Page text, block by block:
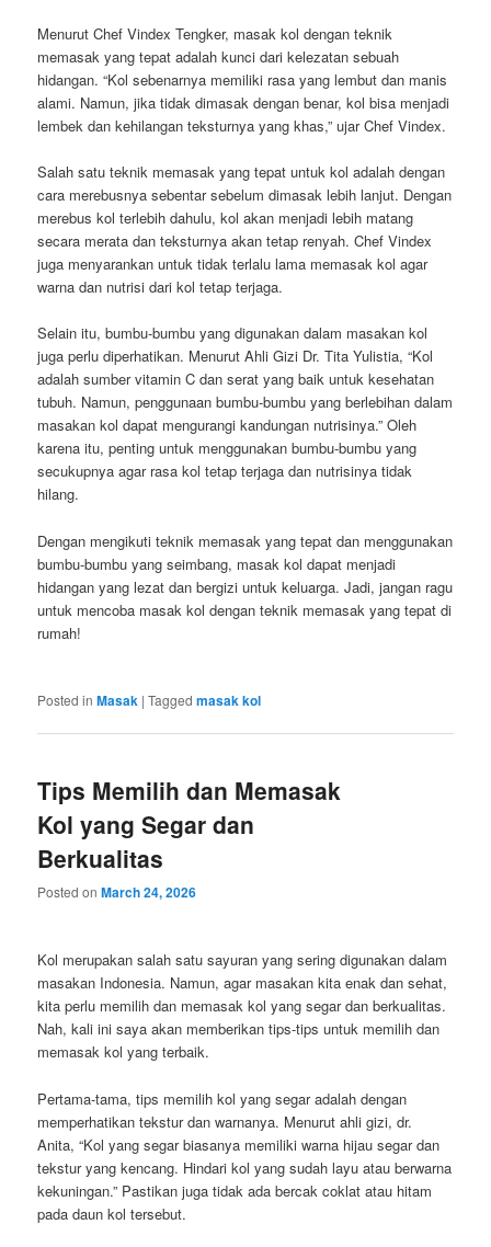
Menurut Chef Vindex Tengker, masak kol dengan teknik
memasak yang tepat adalah kunci dari kelezatan sebuah
hidangan. “Kol sebenarnya memiliki rasa yang lembut dan manis
alami. Namun, jika tidak dimasak dengan benar, kol bisa menjadi
lembek dan kehilangan teksturnya yang khas,” ujar Chef Vindex.
Salah satu teknik memasak yang tepat untuk kol adalah dengan
cara merebusnya sebentar sebelum dimasak lebih lanjut. Dengan
merebus kol terlebih dahulu, kol akan menjadi lebih matang
secara merata dan teksturnya akan tetap renyah. Chef Vindex
juga menyarankan untuk tidak terlalu lama memasak kol agar
warna dan nutrisi dari kol tetap terjaga.
Selain itu, bumbu-bumbu yang digunakan dalam masakan kol
juga perlu diperhatikan. Menurut Ahli Gizi Dr. Tita Yulistia, “Kol
adalah sumber vitamin C dan serat yang baik untuk kesehatan
tubuh. Namun, penggunaan bumbu-bumbu yang berlebihan dalam
masakan kol dapat mengurangi kandungan nutrisinya.” Oleh
karena itu, penting untuk menggunakan bumbu-bumbu yang
secukupnya agar rasa kol tetap terjaga dan nutrisinya tidak
hilang.
Dengan mengikuti teknik memasak yang tepat dan menggunakan
bumbu-bumbu yang seimbang, masak kol dapat menjadi
hidangan yang lezat dan bergizi untuk keluarga. Jadi, jangan ragu
untuk mencoba masak kol dengan teknik memasak yang tepat di
rumah!
Posted in Masak |Tagged masak kol
Tips Memilih dan Memasak
Kol yang Segar dan
Berkualitas
Posted onMarch 24, 2026
Kol merupakan salah satu sayuran yang sering digunakan dalam
masakan Indonesia. Namun, agar masakan kita enak dan sehat,
kita perlu memilih dan memasak kol yang segar dan berkualitas.
Nah, kali ini saya akan memberikan tips-tips untuk memilih dan
memasak kol yang terbaik.
Pertama-tama, tips memilih kol yang segar adalah dengan
memperhatikan tekstur dan warnanya. Menurut ahli gizi, dr.
Anita, “Kol yang segar biasanya memiliki warna hijau segar dan
tekstur yang kencang. Hindari kol yang sudah layu atau berwarna
kekuningan.” Pastikan juga tidak ada bercak coklat atau hitam
pada daun kol tersebut.